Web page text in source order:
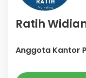
Ratih
Anggota Kantor